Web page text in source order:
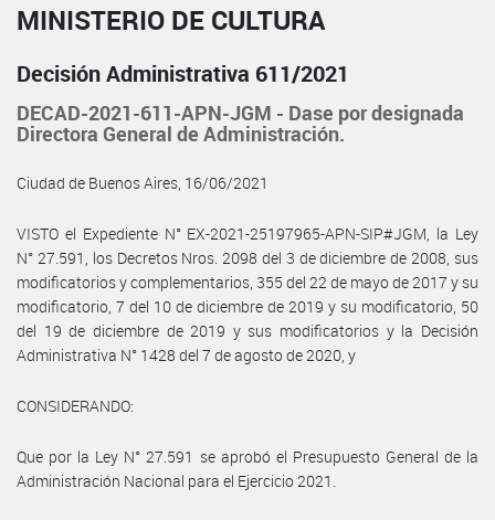
MINISTERIO DE CULTURA
Decisión Administrativa 611/2021
DECAD-2021-611-APN-JGM - Dase por designada
Directora General de Administración.
Ciudad de Buenos Aires, 16/06/2021
VISTO el Expediente N° EX-2021-25197965-APN-SIP#JGM, la Ley
N° 27.591, los Decretos Nros. 2098 del 3 de diciembre de 2008, sus
modificatorios y complementarios, 355 del 22 de mayo de 2017 y su
modificatorio, 7 del 10 de diciembre de 2019 y su modificatorio, 50
del 19 de diciembre de 2019 y sus modificatorios y la Decisión
Administrativa N° 1428 del 7 de agosto de 2020, y
CONSIDERANDO:
Que por la Ley N° 27.591 se aprobó el Presupuesto General de la
Administración Nacional para el Ejercicio 2021.